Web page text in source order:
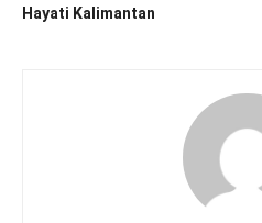
Hayati Kalimantan